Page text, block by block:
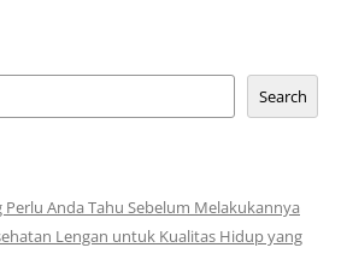
Search
Perlu Anda Tahu Sebelum Melakukannya
Lengan untuk Kualitas Hidup yang